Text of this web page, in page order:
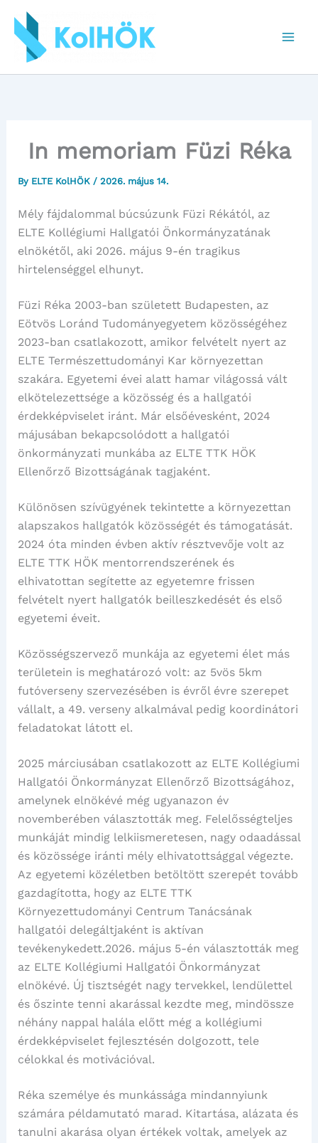
content
In memoriam Füzi Réka
By ELTE KolHÖK / 2026. május 14.
Mély fájdalommal búcsúzunk Füzi Rékától, az
ELTE Kollégiumi Hallgatói Önkormányzatának
elnökétől, aki 2026. május 9-én tragikus
hirtelenséggel elhunyt.
Füzi Réka 2003-ban született Budapesten, az
Eötvös Loránd Tudományegyetem közösségéhez
2023-ban csatlakozott, amikor felvételt nyert az
ELTE Természettudományi Kar környezettan
szakára. Egyetemi évei alatt hamar világossá vált
elkötelezettsége a közösség és a hallgatói
érdekképviselet iránt. Már elsőévesként, 2024
májusában bekapcsolódott a hallgatói
önkormányzati munkába az ELTE TTK HÖK
Ellenőrző Bizottságának tagjaként.
Különösen szívügyének tekintette a környezettan
alapszakos hallgatók közösségét és támogatását.
2024 óta minden évben aktív résztvevője volt az
ELTE TTK HÖK mentorrendszerének és
elhivatottan segítette az egyetemre frissen
felvételt nyert hallgatók beilleszkedését és első
egyetemi éveit.
Közösségszervező munkája az egyetemi élet más
területein is meghatározó volt: az 5vös 5km
futóverseny szervezésében is évről évre szerepet
vállalt, a 49. verseny alkalmával pedig koordinátori
feladatokat látott el.
2025 márciusában csatlakozott az ELTE Kollégiumi
Hallgatói Önkormányzat Ellenőrző Bizottságához,
amelynek elnökévé még ugyanazon év
novemberében választották meg. Felelősségteljes
munkáját mindig lelkiismeretesen, nagy odaadással
és közössége iránti mély elhivatottsággal végezte.
Az egyetemi közéletben betöltött szerepét tovább
gazdagította, hogy az ELTE TTK
Környezettudományi Centrum Tanácsának
hallgatói delegáltjaként is aktívan
tevékenykedett.2026. május 5-én választották meg
az ELTE Kollégiumi Hallgatói Önkormányzat
elnökévé. Új tisztségét nagy tervekkel, lendülettel
és őszinte tenni akarással kezdte meg, mindössze
néhány nappal halála előtt még a kollégiumi
érdekképviselet fejlesztésén dolgozott, tele
célokkal és motivációval.
Réka személye és munkássága mindannyiunk
számára példamutató marad. Kitartása, alázata és
tanulni akarása olyan értékek voltak, amelyek az